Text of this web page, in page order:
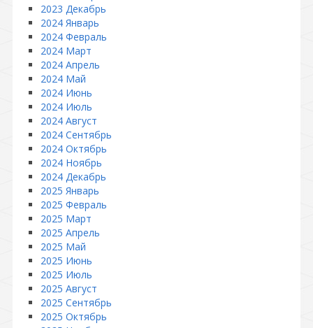
2023 Декабрь
2024 Январь
2024 Февраль
2024 Март
2024 Апрель
2024 Май
2024 Июнь
2024 Июль
2024 Август
2024 Сентябрь
2024 Октябрь
2024 Ноябрь
2024 Декабрь
2025 Январь
2025 Февраль
2025 Март
2025 Апрель
2025 Май
2025 Июнь
2025 Июль
2025 Август
2025 Сентябрь
2025 Октябрь